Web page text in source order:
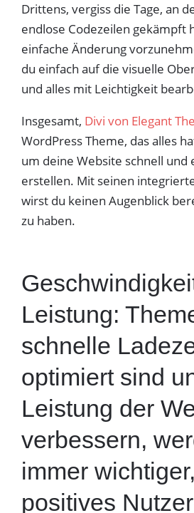
Drittens, vergiss die Tage, an
endlose Codezeilen gekämpft
einfache Änderung
du einfach auf die visuelle
und alles mit Leichtigkeit
Insgesamt, Divi von Elegant
WordPress Theme, das alles
um deine Website schnell und
erstellen. Mit seinen
wirst du keinen Augenblick
zu haben.
Leistung:
schnelle
optimiert sind
Leistung der
verbessern,
immer
positives